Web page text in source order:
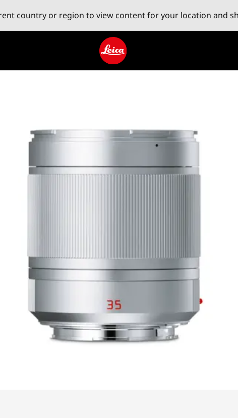
country or region to view content for your location and
Leica logo - Home